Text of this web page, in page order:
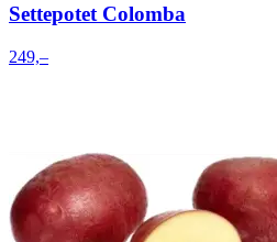
Settepotet Colomba
249,–